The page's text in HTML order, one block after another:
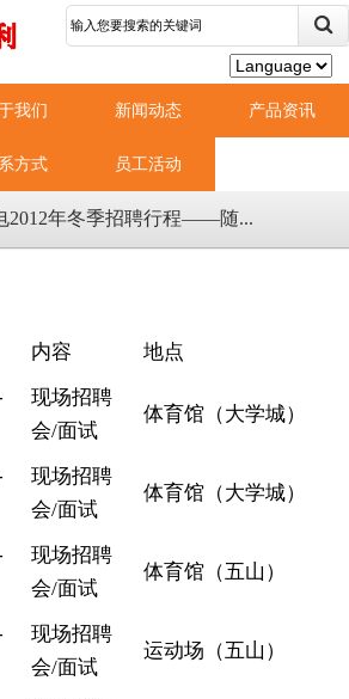
我们 新闻动态 产品资讯
方式 员工活动
2012年冬季招聘行程——随...
内容 地点
现场招聘
会/面试
体育馆（大学城）
现场招聘
会/面试
体育馆（大学城）
现场招聘
会/面试
体育馆（五山）
现场招聘
会/面试
运动场（五山）